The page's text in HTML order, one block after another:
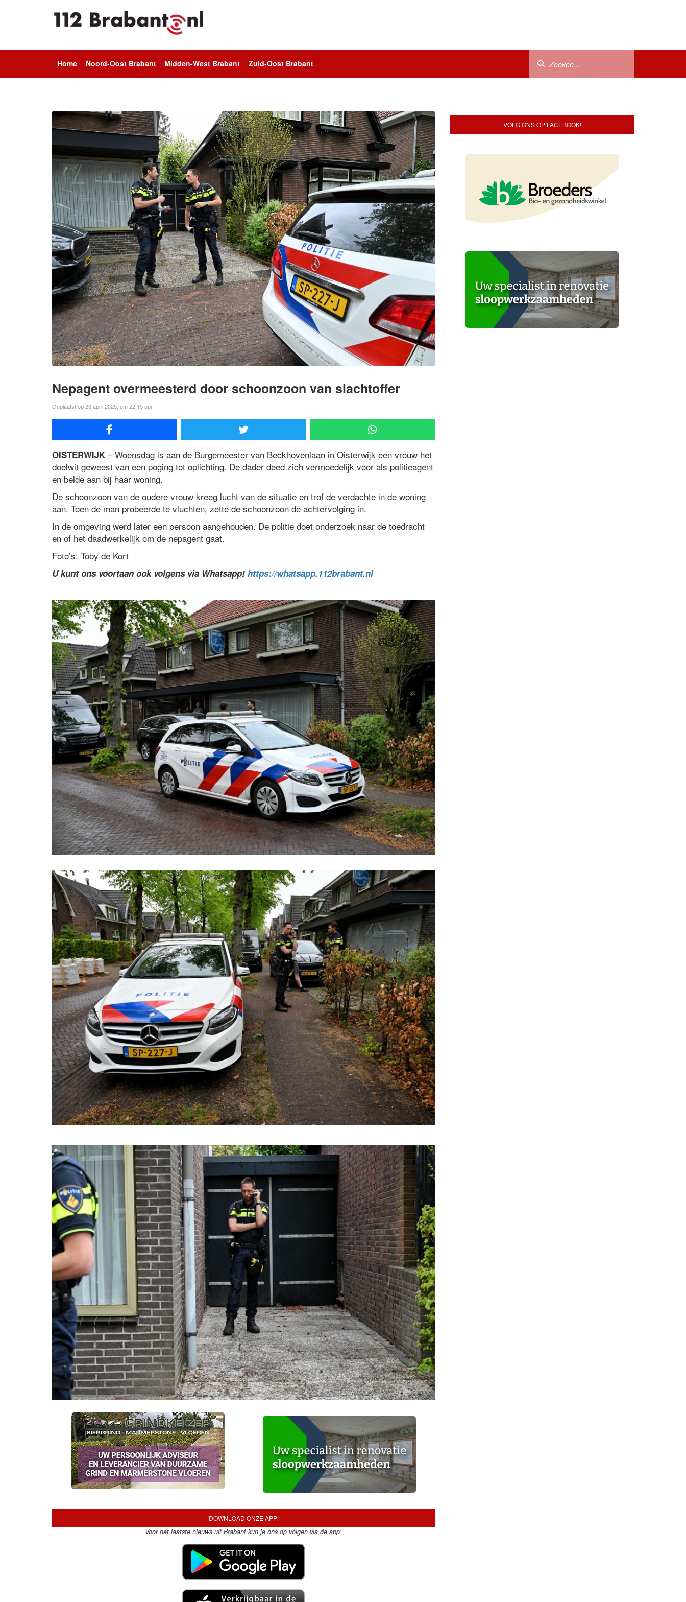
Home Noord-Oost Brabant Midden-West Brabant Zuid-Oost Brabant
Nepagent overmeesterd door schoonzoon van slachtoffer
Geplaatst op 23 april 2025, om 22:15 uur
OISTERWIJK – Woensdag is aan de Burgemeester van Beckhovenlaan in Oisterwijk een vrouw het
doelwit geweest van een poging tot oplichting. De dader deed zich vermoedelijk voor als politieagent
en belde aan bij haar woning.
De schoonzoon van de oudere vrouw kreeg lucht van de situatie en trof de verdachte in de woning
aan. Toen de man probeerde te vluchten, zette de schoonzoon de achtervolging in.
In de omgeving werd later een persoon aangehouden. De politie doet onderzoek naar de toedracht
en of het daadwerkelijk om de nepagent gaat.
Foto’s: Toby de Kort
U kunt ons voortaan ook volgens via Whatsapp! https://whatsapp.112brabant.nl
DOWNLOAD ONZE APP!
Voor het laatste nieuws uit Brabant kun je ons op volgen via de app:
VOLG ONS OP FACEBOOK!